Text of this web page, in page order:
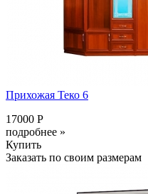
Прихожая Теко 6
17000 Р
подробнее »
Купить
Заказать по своим размерам